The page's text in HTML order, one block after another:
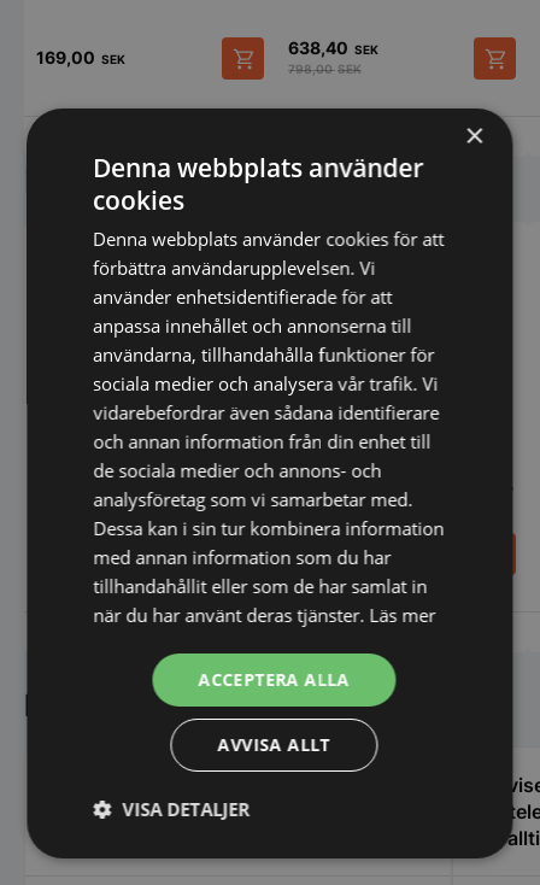
169,00 SEK
638,40 SEK
798,00SEK
Liknande produkter
Agano Bestick, Steakkniv -
Churchill
SEK
Agano Bestick, Dessertkniv
- Churchill
51,00SEK
Vi prisjämför
Kundnöjdhet
och bortforsling av gammal spis och
via
Ge
×
Denna webbplats använder
cookies
Denna webbplats använder cookies för att
förbättra användarupplevelsen. Vi
använder enhetsidentifierade för att
anpassa innehållet och annonserna till
användarna, tillhandahålla funktioner för
sociala medier och analysera vår trafik. Vi
vidarebefordrar även sådana identifierare
och annan information från din enhet till
de sociala medier och annons- och
analysföretag som vi samarbetar med.
Dessa kan i sin tur kombinera information
med annan information som du har
tillhandahållit eller som de har samlat in
när du har använt deras tjänster. Läs mer
ACCEPTERA ALLA
AVVISA ALLT
VISA DETALJER
Strikt
Prestanda Inriktning